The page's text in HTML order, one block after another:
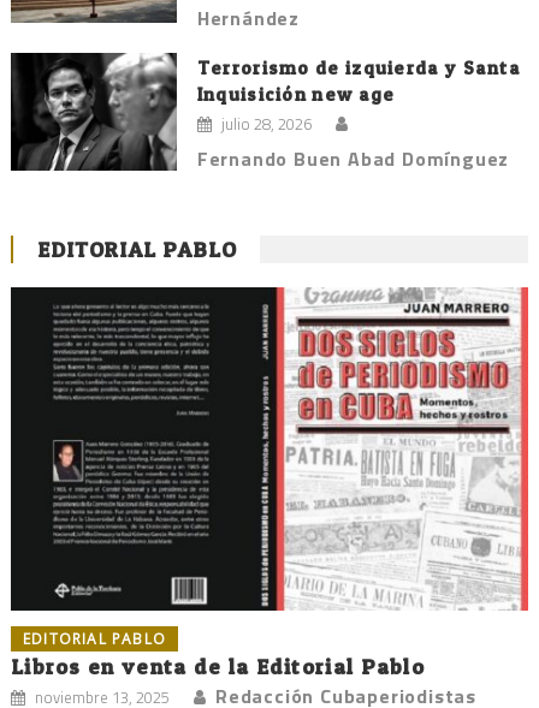
Hernández
Terrorismo de izquierda y Santa
Inquisición new age
julio 28, 2026
Fernando Buen Abad Domínguez
EDITORIAL PABLO
EDITORIAL PABLO
Libros en venta de la Editorial Pablo
noviembre 13, 2025 Redacción Cubaperiodistas